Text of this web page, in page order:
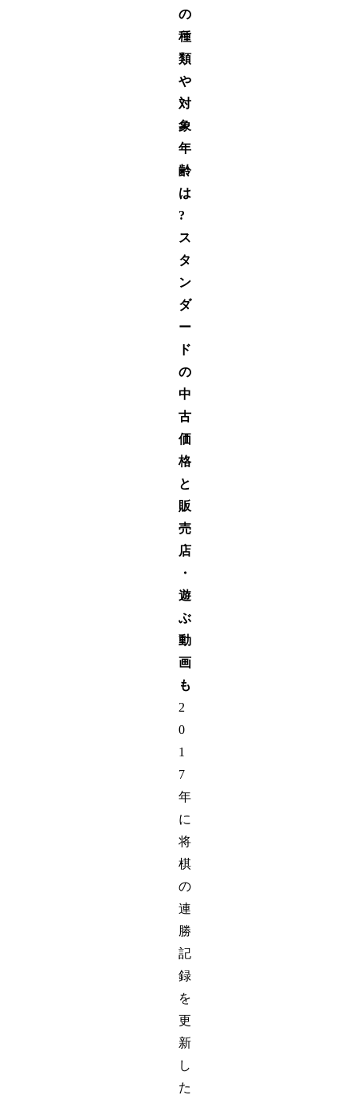
の
種
類
や
対
象
年
齢
は
?
ス
タ
ン
ダ
ー
ド
の
中
古
価
格
と
販
売
店
・
遊
ぶ
動
画
も
2
0
1
7
年
に
将
棋
の
連
勝
記
録
を
更
新
し
た